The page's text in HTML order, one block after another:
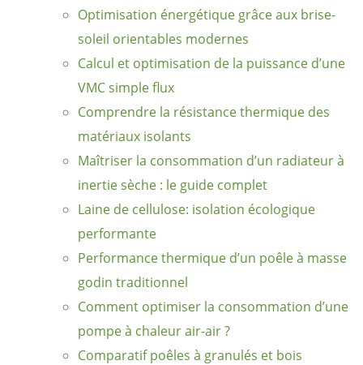
Optimisation énergétique grâce aux brise-
soleil orientables modernes
Calcul et optimisation de la puissance d’une
VMC simple flux
Comprendre la résistance thermique des
matériaux isolants
Maîtriser la consommation d’un radiateur à
inertie sèche : le guide complet
Laine de cellulose: isolation écologique
performante
Performance thermique d’un poêle à masse
godin traditionnel
Comment optimiser la consommation d’une
pompe à chaleur air-air ?
Comparatif poêles à granulés et bois